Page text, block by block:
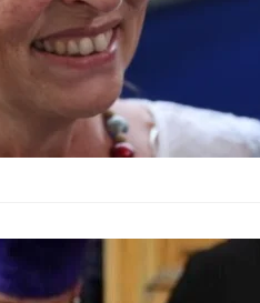
София се
патриарх Кирил